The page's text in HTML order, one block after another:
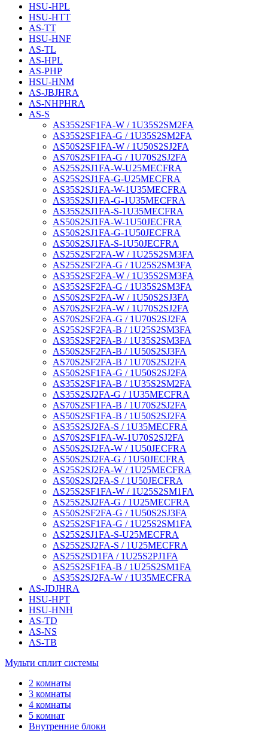
HSU-HPL
HSU-HTT
AS-TT
HSU-HNF
AS-TL
AS-HPL
AS-PHP
HSU-HNM
AS-JBJHRA
AS-NHPHRA
AS-S
AS35S2SF1FA-W / 1U35S2SM2FA
AS35S2SF1FA-G / 1U35S2SM2FA
AS50S2SF1FA-W / 1U50S2SJ2FA
AS70S2SF1FA-G / 1U70S2SJ2FA
AS25S2SJ1FA-W-U25MECFRA
AS25S2SJ1FA-G-U25MECFRA
AS35S2SJ1FA-W-1U35MECFRA
AS35S2SJ1FA-G-1U35MECFRA
AS35S2SJ1FA-S-1U35MECFRA
AS50S2SJ1FA-W-1U50JECFRA
AS50S2SJ1FA-G-1U50JECFRA
AS50S2SJ1FA-S-1U50JECFRA
AS25S2SF2FA-W / 1U25S2SM3FA
AS25S2SF2FA-G / 1U25S2SM3FA
AS35S2SF2FA-W / 1U35S2SM3FA
AS35S2SF2FA-G / 1U35S2SM3FA
AS50S2SF2FA-W / 1U50S2SJ3FA
AS70S2SF2FA-W / 1U70S2SJ2FA
AS70S2SF2FA-G / 1U70S2SJ2FA
AS25S2SF2FA-B / 1U25S2SM3FA
AS35S2SF2FA-B / 1U35S2SM3FA
AS50S2SF2FA-B / 1U50S2SJ3FA
AS70S2SF2FA-B / 1U70S2SJ2FA
AS50S2SF1FA-G / 1U50S2SJ2FA
AS35S2SF1FA-B / 1U35S2SM2FA
AS35S2SJ2FA-G / 1U35MECFRA
AS70S2SF1FA-B / 1U70S2SJ2FA
AS50S2SF1FA-B / 1U50S2SJ2FA
AS35S2SJ2FA-S / 1U35MECFRA
AS70S2SF1FA-W-1U70S2SJ2FA
AS50S2SJ2FA-W / 1U50JECFRA
AS50S2SJ2FA-G / 1U50JECFRA
AS25S2SJ2FA-W / 1U25MECFRA
AS50S2SJ2FA-S / 1U50JECFRA
AS25S2SF1FA-W / 1U25S2SM1FA
AS25S2SJ2FA-G / 1U25MECFRA
AS50S2SF2FA-G / 1U50S2SJ3FA
AS25S2SF1FA-G / 1U25S2SM1FA
AS25S2SJ1FA-S-U25MECFRA
AS25S2SJ2FA-S / 1U25MECFRA
AS25S2SD1FA / 1U25S2PJ1FA
AS25S2SF1FA-B / 1U25S2SM1FA
AS35S2SJ2FA-W / 1U35MECFRA
AS-JDJHRA
HSU-HPT
HSU-HNH
AS-TD
AS-NS
AS-TB
Мульти сплит системы
2 комнаты
3 комнаты
4 комнаты
5 комнат
Внутренние блоки